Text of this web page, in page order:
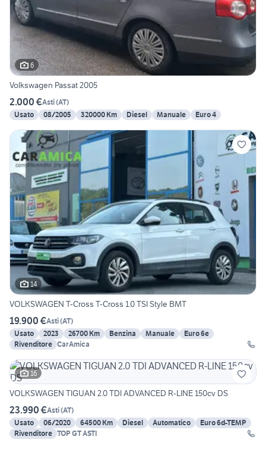
6
Volkswagen Passat 2005
2.000 €Asti(AT)
Usato
08/2005 320000 Km Diesel Manuale Euro 4
14
VOLKSWAGEN T-Cross T-Cross 1.0 TSI Style BMT
19.900 €Asti(AT)
Usato
2023 26700 Km Benzina Manuale
Euro 6e
Rivenditore CarAmica
16
VOLKSWAGEN TIGUAN 2.0 TDI ADVANCED R-LINE 150cv DS
23.990 €Asti(AT)
Usato
06/2020 64500 Km Diesel Automatico
Euro 6d-TEMP
Rivenditore TOP GT ASTI